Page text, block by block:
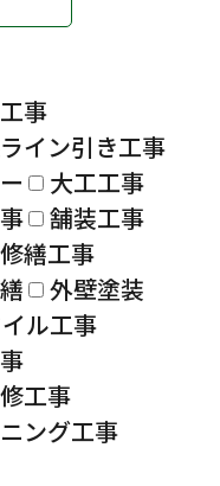
事
イン引き工事
大工工事
舗装工事
繕工事
外壁塗装
ル工事
工事
ング工事